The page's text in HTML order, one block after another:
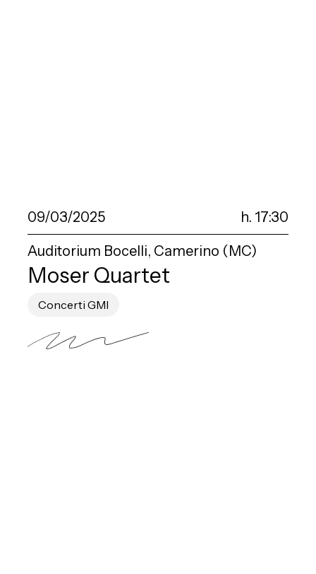
09/03/2025
h. 17:30
Auditorium Bocelli, Camerino (MC)
Moser Quartet
Concerti GMI